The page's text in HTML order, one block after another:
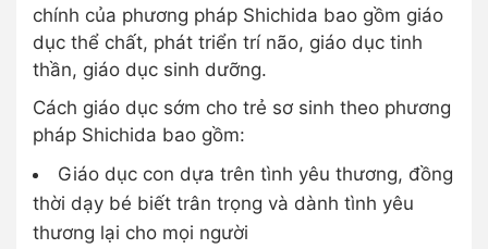
chính của phương pháp Shichida bao gồm giáo
dục thể chất, phát triển trí não, giáo dục tinh
thần, giáo dục sinh dưỡng.
Cách giáo dục sớm cho trẻ sơ sinh theo phương
pháp Shichida bao gồm:
Giáo dục con dựa trên tình yêu thương, đồng
thời dạy bé biết trân trọng và dành tình yêu
thương lại cho mọi người